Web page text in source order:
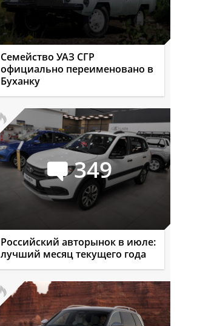
Семейство УАЗ СГР
официально переименовано в
Буханку
349
Российский авторынок в июле:
лучший месяц текущего года